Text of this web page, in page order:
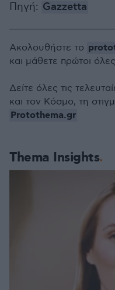
Πηγή: Gazzetta
Thema Insights
Ακολουθήστε το
και μάθετε πρώτοι όλες
Δείτε όλες τις
και τον Κόσμο, τη
Protothema.gr